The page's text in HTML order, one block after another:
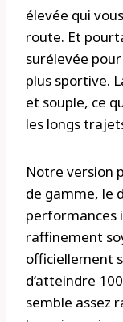
élevée qui
route. Et
surélevée
plus sportive.
et souple, ce
les longs
Notre version
de gamme, le
performances
raffinement
officiellement
d’atteindre
semble assez